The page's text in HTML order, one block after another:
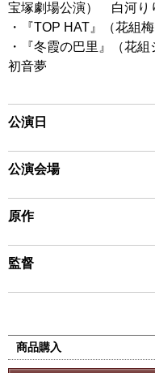
宝塚劇場公演） 白河り
・『TOP HAT』（花組
・『冬霞の巴里』（花
初音夢
公演日
公演会場
原作
監督
商品購入